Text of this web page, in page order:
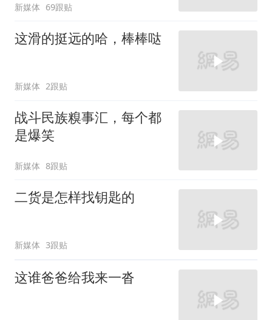
新媒体 69跟贴
这滑的挺远的哈，棒棒哒
新媒体 2跟贴
战斗民族糗事汇，每个都
是爆笑
新媒体 8跟贴
二货是怎样找钥匙的
新媒体 3跟贴
这谁爸爸给我来一沓